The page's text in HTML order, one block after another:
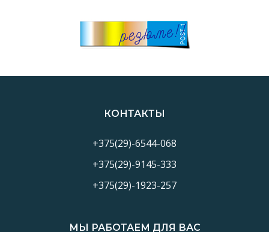
КОНТАКТЫ
+375(29)-6544-068
+375(29)-9145-333
+375(29)-1923-257
МЫ РАБОТАЕМ ДЛЯ ВАС